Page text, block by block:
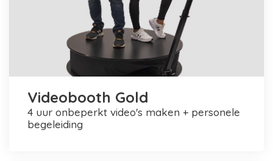
Videobooth Gold
4 uur onbeperkt video's maken + personele
begeleiding